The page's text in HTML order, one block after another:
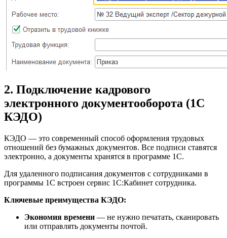
2. Подключение кадрового
электронного документооборота (1С
КЭДО)
КЭДО — это современный способ оформления трудовых
отношений без бумажных документов. Все подписи ставятся
электронно, а документы хранятся в программе 1С.
Для удаленного подписания документов с сотрудниками в
программы 1С встроен сервис 1С:Кабинет сотрудника.
Ключевые преимущества КЭДО:
Экономия времени — не нужно печатать, сканировать
или отправлять документы почтой.